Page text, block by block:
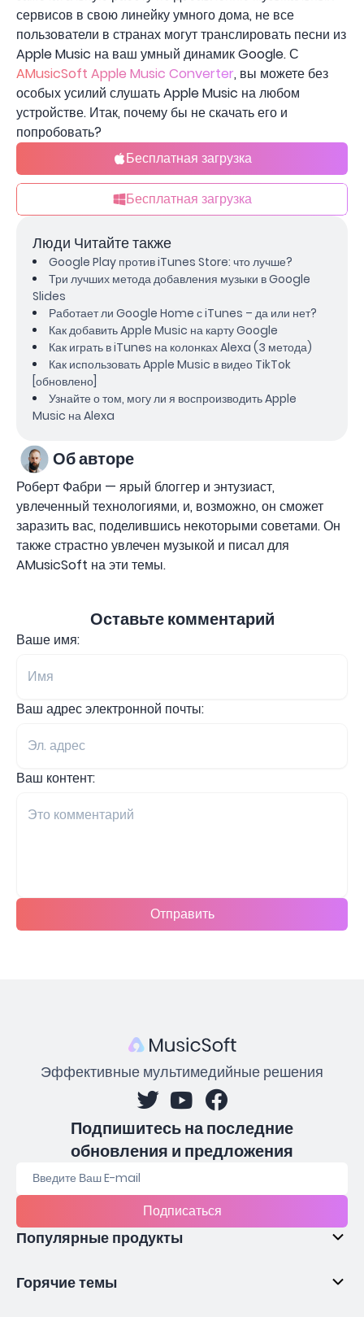
сервисов в свою линейку умного дома, не все
пользователи в странах могут транслировать песни из
Apple Music на ваш умный динамик Google. С
AMusicSoft Apple Music Converter, вы можете без
особых усилий слушать Apple Music на любом
устройстве. Итак, почему бы не скачать его и
попробовать?
Бесплатная загрузка
Бесплатная загрузка
Люди Читайте также
Google Play против iTunes Store: что лучше?
Три лучших метода добавления музыки в Google
Slides
Работает ли Google Home с iTunes – да или нет?
Как добавить Apple Music на карту Google
Как играть в iTunes на колонках Alexa (3 метода)
Как использовать Apple Music в видео TikTok
[обновлено]
Узнайте о том, могу ли я воспроизводить Apple
Music на Alexa
Об авторе
Роберт Фабри — ярый блоггер и энтузиаст,
увлеченный технологиями, и, возможно, он сможет
заразить вас, поделившись некоторыми советами. Он
также страстно увлечен музыкой и писал для
AMusicSoft на эти темы.
Оставьте комментарий
Ваше имя:
Ваш адрес электронной почты:
Ваш контент:
Отправить
Эффективные мультимедийные решения
Подпишитесь на последние
обновления и предложения
Подписаться
Популярные продукты
Горячие темы